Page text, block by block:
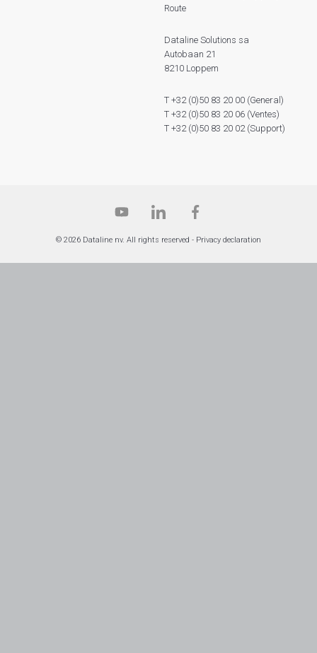
Route
Dataline Solutions sa
Autobaan 21
8210 Loppem
T +32 (0)50 83 20 00 (General)
T +32 (0)50 83 20 06 (Ventes)
T +32 (0)50 83 20 02 (Support)
© 2026 Dataline nv. All rights reserved - Privacy declaration